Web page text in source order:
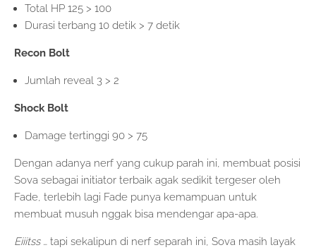
Total HP 125 > 100
Durasi terbang 10 detik > 7 detik
Recon Bolt
Jumlah reveal 3 > 2
Shock Bolt
Damage tertinggi 90 > 75
Dengan adanya nerf yang cukup parah ini, membuat posisi
Sova sebagai initiator terbaik agak sedikit tergeser oleh
Fade, terlebih lagi Fade punya kemampuan untuk
membuat musuh nggak bisa mendengar apa-apa.
Eiiitss… tapi sekalipun di nerf separah ini, Sova masih layak